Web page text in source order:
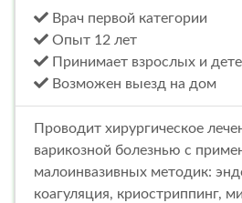
Врач первой категории
Опыт 12 лет
Принимает взрослых и
Возможен выезд на дом
Проводит хирургическое
варикозной болезнью с
малоинвазивных методик:
коагуляция, криостриппинг,